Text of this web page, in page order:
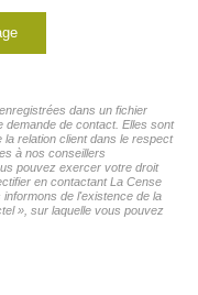
dans un fichier
demande de contact. Elles sont
relation client dans le respect
à nos conseillers
pouvez exercer votre droit
en contactant La Cense
de l'existence de la
», sur laquelle vous pouvez